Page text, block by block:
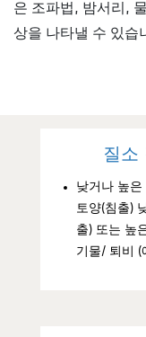
은 조파법, 밤서리,
상을 나타낼 수 있습
질소
낮거나 높
토양(침출)
출) 또는 높
기물/ 퇴비 (